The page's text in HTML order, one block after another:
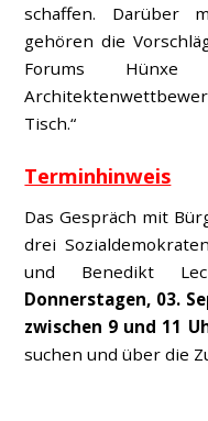
schaffen. Darüber
gehören die
Forums
Tisch.“
Terminhinweis
Das Gespräch mit
drei
und Benedikt
Donnerstagen, 03.
zwischen 9 und 11
suchen und über die